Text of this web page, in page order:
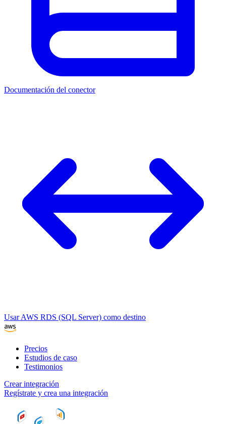
Documentación del conector
Usar AWS RDS (SQL Server) como destino
Precios
Estudios de caso
Testimonios
Crear integración
Regístrate y crea una integración